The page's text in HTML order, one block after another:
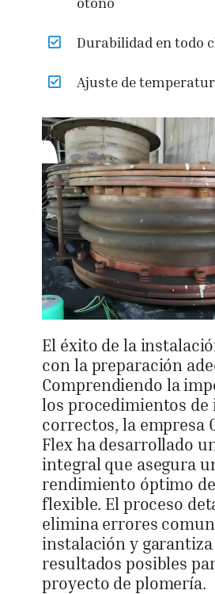
Durabilidad en todo
Ajuste de
El éxito de la
con la preparación
Comprendiendo la
los procedimientos de
correctos, la empresa
Flex ha desarrollado
integral que asegura
rendimiento óptimo
flexible. El proceso
elimina errores
instalación y
resultados posibles
proyecto de plomería.